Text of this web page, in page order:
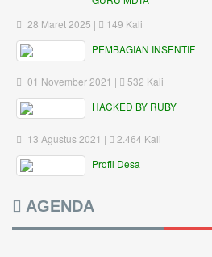
28 Maret 2025 |
149 Kali
PEMBAGIAN INSENTIF
01 November 2021 |
532 Kali
HACKED BY RUBY
13 Agustus 2021 |
2.464 Kali
Profil Desa
AGENDA